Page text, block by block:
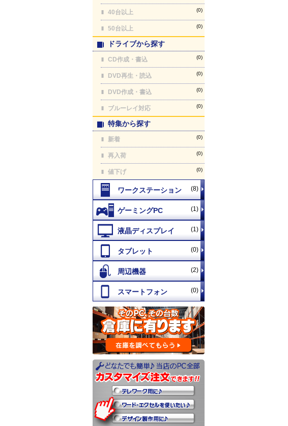
40台以上 (0)
50台以上 (0)
ドライブから探す
CD作成・書込 (0)
DVD再生・読込 (0)
DVD作成・書込 (0)
ブルーレイ対応 (0)
特集から探す
新着 (0)
再入荷 (0)
値下げ (0)
(8)
(1)
(1)
(0)
(2)
(0)